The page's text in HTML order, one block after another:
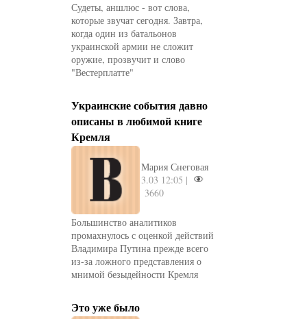
Судеты, аншлюс - вот слова,
которые звучат сегодня. Завтра,
когда один из батальонов
украинской армии не сложит
оружие, прозвучит и слово
"Вестерплатте"
Украинские события давно
описаны в любимой книге
Кремля
Мария Снеговая
3.03 12:05 |
3660
Большинство аналитиков
промахнулось с оценкой действий
Владимира Путина прежде всего
из-за ложного представления о
мнимой безыдейности Кремля
Это уже было